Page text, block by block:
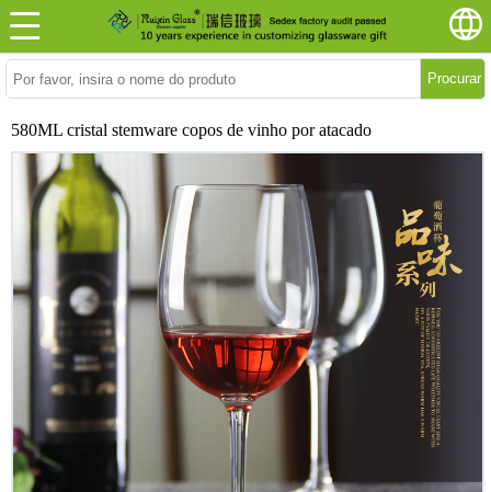
Procurar
580ML cristal stemware copos de vinho por atacado